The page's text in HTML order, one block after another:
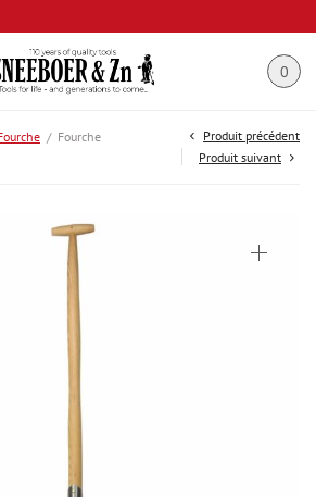
0
/ Fourche
Produit précédent
Produit suivant